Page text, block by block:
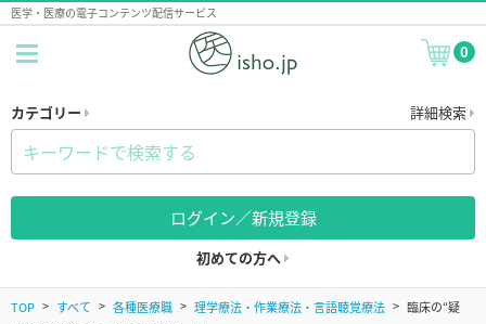
医学・医療の電子コンテンツ配信サービス
0
カテゴリー 詳細検索
ログイン／新規登録
初めての方へ
TOP すべて 各種医療職 理学療法・作業療法・言語聴覚療法
臨床の“疑